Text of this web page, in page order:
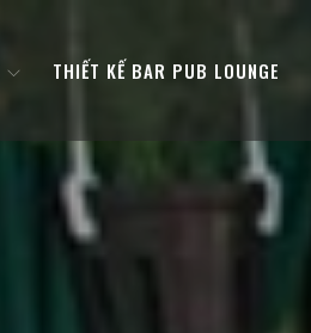
THIẾT KẾ BAR PUB LOUNGE